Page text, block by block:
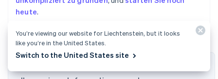
heute.
You’re viewing our website for Liechtenstein, but it looks
like you’re in the United States.
Switch to the United States site